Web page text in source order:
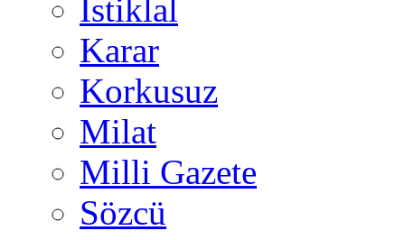
İstiklal
Karar
Korkusuz
Milat
Milli Gazete
Sözcü